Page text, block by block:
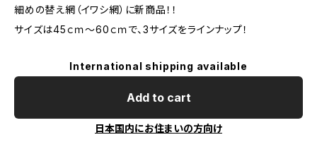
細めの替え網（イワシ網）に新商品！！
サイズは45ｃｍ〜60ｃｍで、3サイズをラインナップ！
International shipping available
Add to cart
日本国内にお住まいの方向け